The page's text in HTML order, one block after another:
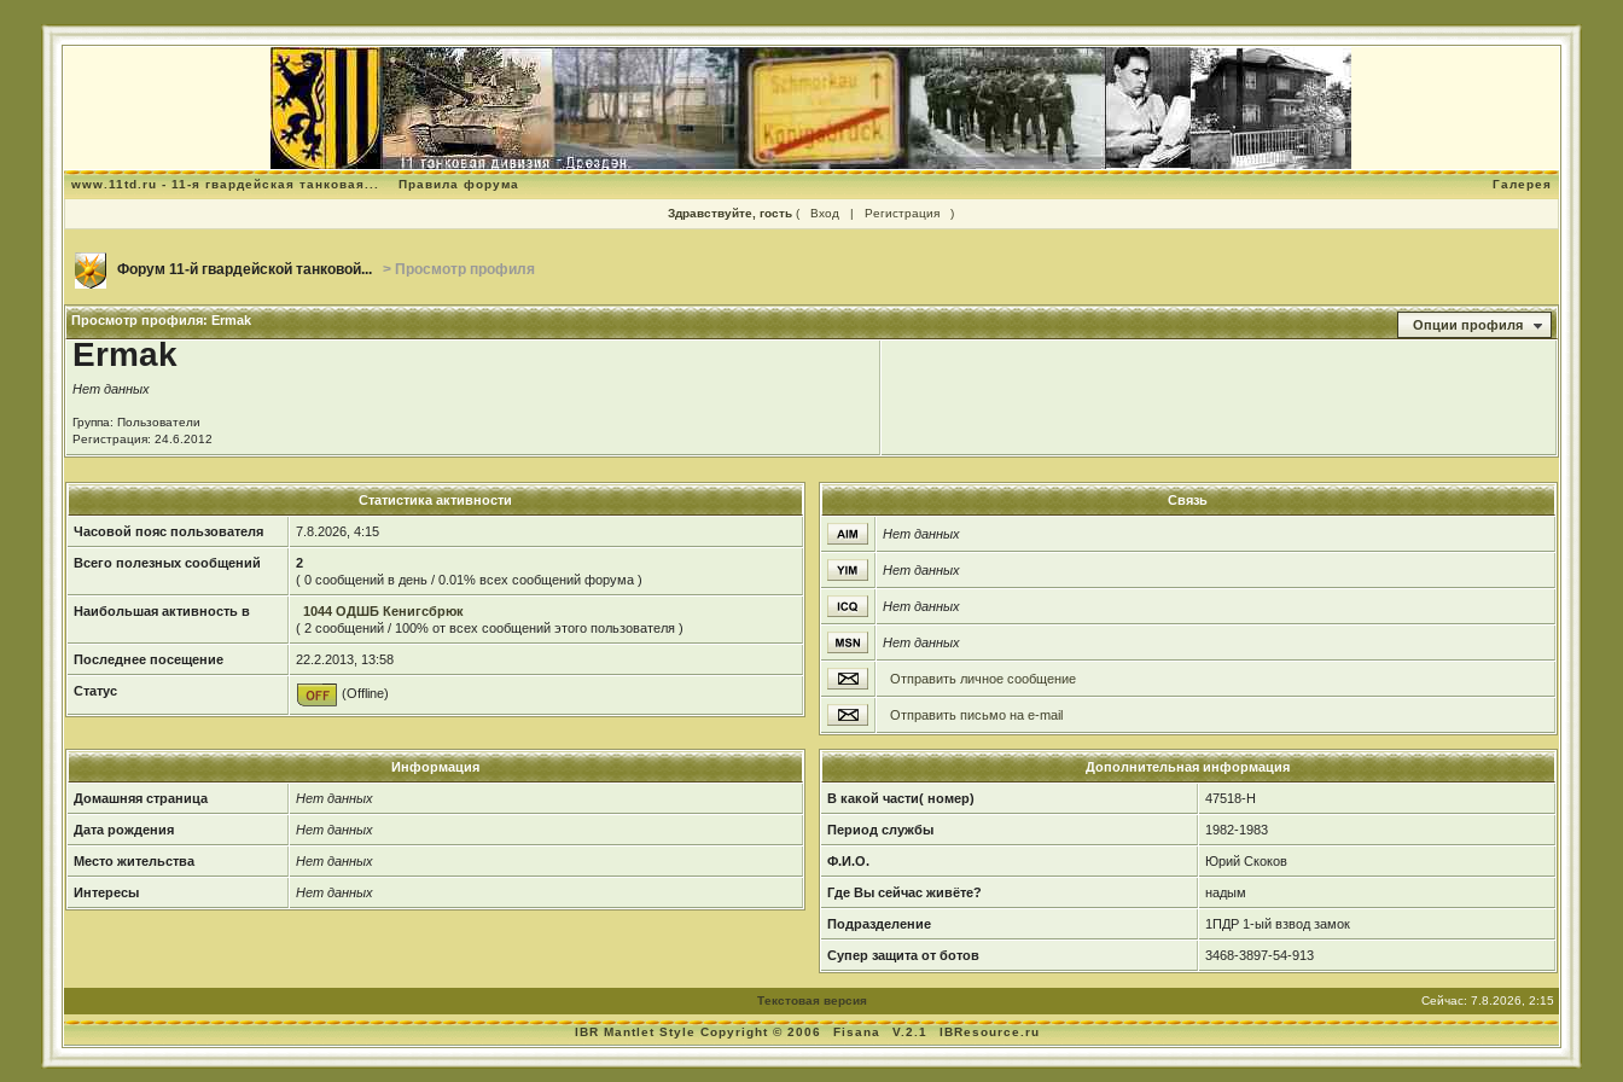
www.11td.ru - 11-я гвардейская танковая... Правила форума Галерея
Здравствуйте, гость ( Вход | Регистрация )
Форум 11-й гвардейской танковой... > Просмотр профиля
Опции профиля
Просмотр профиля: Ermak
Ermak
Нет данных
Группа: Пользователи
Регистрация: 24.6.2012
Статистика активности
Часовой пояс пользователя 7.8.2026, 4:15
Всего полезных сообщений
2
( 0 сообщений в день / 0.01% всех сообщений форума )
Наибольшая активность в
1044 ОДШБ Кенигсбрюк
( 2 сообщений / 100% от всех сообщений этого пользователя )
Последнее посещение 22.2.2013, 13:58
Статус (Offline)
Связь
Нет данных
Нет данных
Нет данных
Нет данных
Отправить личное сообщение
Отправить письмо на e-mail
Информация
Домашняя страница Нет данных
Дата рождения Нет данных
Место жительства Нет данных
Интересы Нет данных
Дополнительная информация
В какой части( номер) 47518-Н
Период службы 1982-1983
Ф.И.О. Юрий Скоков
Где Вы сейчас живёте? надым
Подразделение 1ПДР 1-ый взвод замок
Супер защита от ботов 3468-3897-54-913
Текстовая версия Сейчас: 7.8.2026, 2:15
IBR Mantlet Style Copyright © 2006 Fisana V.2.1 IBResource.ru